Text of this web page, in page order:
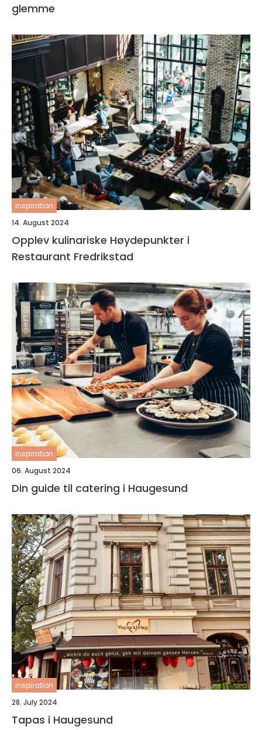
glemme
inspiration
14. August 2024
Opplev kulinariske Høydepunkter i
Restaurant Fredrikstad
inspiration
06. August 2024
Din guide til catering i Haugesund
inspiration
28. July 2024
Tapas i Haugesund